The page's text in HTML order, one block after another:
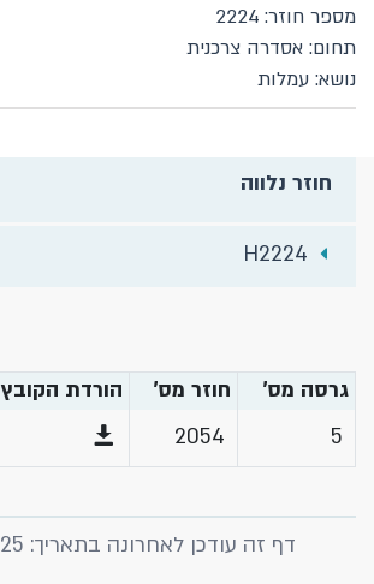
מספר חוזר: 2224
תחום: אסדרה צרכנית
נושא: עמלות
חוזר נלווה
H2224
גרסה מס' חוזר מס'
הורדת הקובץ
5
2054
דף זה עודכן לאחרונה בתאריך: 12/03/2025